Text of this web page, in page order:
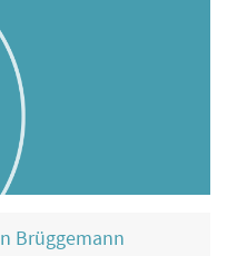
Brüggemann